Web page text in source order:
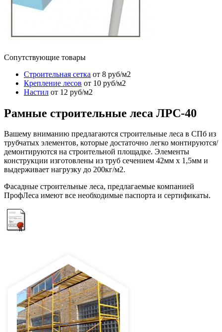
Сопутствующие товары
Cтроительная сетка от 8 руб/м2
Крепление лесов от 10 руб/м2
Настил от 12 руб/м2
Рамные строительные леса ЛРС-40
Вашему вниманию предлагаются строительные леса в СПб из
трубчатых элементов, которые достаточно легко монтируются/
демонтируются на строительной площадке. Элементы
конструкции изготовлены из труб сечением 42мм х 1,5мм и
выдерживает нагрузку до 200кг/м2.
Фасадные строительные леса, предлагаемые компанией
ПрофЛеса имеют все необходимые паспорта и сертификаты.